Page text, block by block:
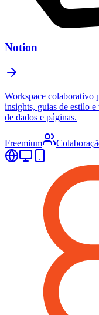
Notion
Workspace colaborativo
insights, guias de estilo
de dados e páginas.
Freemium